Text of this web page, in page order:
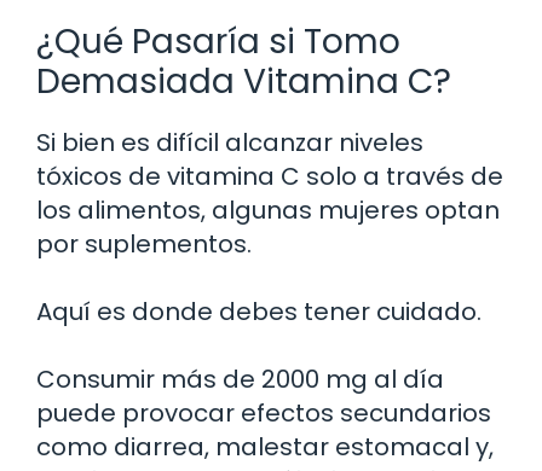
¿Qué Pasaría si Tomo
Demasiada Vitamina C?
Si bien es difícil alcanzar niveles
tóxicos de vitamina C solo a través de
los alimentos, algunas mujeres optan
por suplementos.
Aquí es donde debes tener cuidado.
Consumir más de 2000 mg al día
puede provocar efectos secundarios
como diarrea, malestar estomacal y,